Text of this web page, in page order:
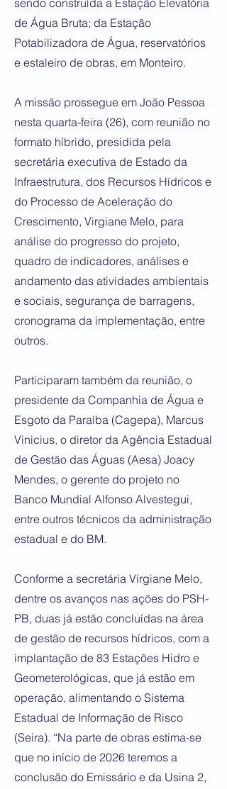
sendo construída a Estação Elevatória
de Água Bruta; da Estação
Potabilizadora de Água, reservatórios
e estaleiro de obras, em Monteiro.
A missão prossegue em João Pessoa
nesta quarta-feira (26), com reunião no
formato híbrido, presidida pela
secretária executiva de Estado da
Infraestrutura, dos Recursos Hídricos e
do Processo de Aceleração do
Crescimento, Virgiane Melo, para
análise do progresso do projeto,
quadro de indicadores, análises e
andamento das atividades ambientais
e sociais, segurança de barragens,
cronograma da implementação, entre
outros.
Participaram também da reunião, o
presidente da Companhia de Água e
Esgoto da Paraíba (Cagepa), Marcus
Vinicius, o diretor da Agência Estadual
de Gestão das Águas (Aesa) Joacy
Mendes, o gerente do projeto no
Banco Mundial Alfonso Alvestegui,
entre outros técnicos da administração
estadual e do BM.
Conforme a secretária Virgiane Melo,
dentre os avanços nas ações do PSH-
PB, duas já estão concluídas na área
de gestão de recursos hídricos, com a
implantação de 83 Estações Hidro e
Geometerológicas, que já estão em
operação, alimentando o Sistema
Estadual de Informação de Risco
(Seira). “Na parte de obras estima-se
que no início de 2026 teremos a
conclusão do Emissário e da Usina 2,